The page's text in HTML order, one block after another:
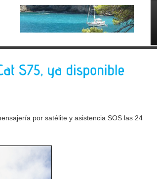
por satélite y asistencia SOS las 24